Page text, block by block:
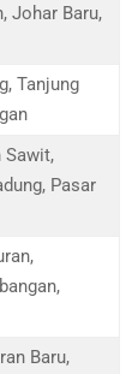
Johar Baru,
Tanjung
Sawit,
Pasar
Baru,